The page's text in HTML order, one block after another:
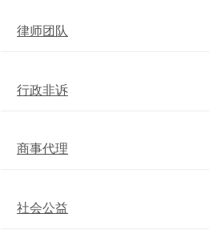
律师团队
行政非诉
商事代理
社会公益